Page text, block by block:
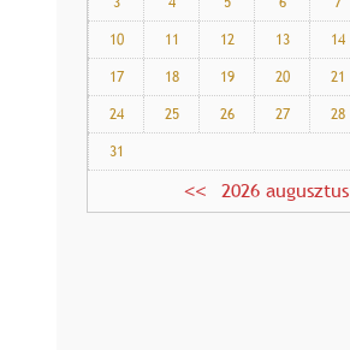
10
11 12 13 14
17
18 19 20 21
24
25 26 27 28
31
2026 augusztus